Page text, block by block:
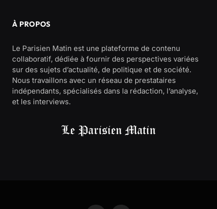
À PROPOS
Le Parisien Matin est une plateforme de contenu
collaboratif, dédiée à fournir des perspectives variées
sur des sujets d’actualité, de politique et de société.
Nous travaillons avec un réseau de prestataires
indépendants, spécialisés dans la rédaction, l’analyse,
et les interviews.